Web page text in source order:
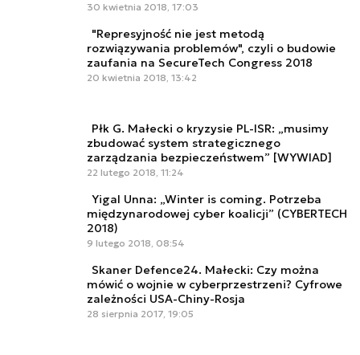
30 kwietnia 2018, 17:03
"Represyjność nie jest metodą
rozwiązywania problemów", czyli o budowie
zaufania na SecureTech Congress 2018
20 kwietnia 2018, 13:42
Płk G. Małecki o kryzysie PL-ISR: „musimy
zbudować system strategicznego
zarządzania bezpieczeństwem” [WYWIAD]
22 lutego 2018, 11:24
Yigal Unna: „Winter is coming. Potrzeba
międzynarodowej cyber koalicji” (CYBERTECH
2018)
9 lutego 2018, 08:54
Skaner Defence24. Małecki: Czy można
mówić o wojnie w cyberprzestrzeni? Cyfrowe
zależności USA-Chiny-Rosja
28 sierpnia 2017, 19:05